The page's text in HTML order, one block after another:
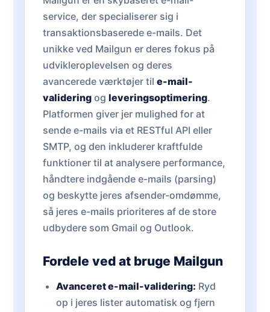
service, der specialiserer sig i
transaktionsbaserede e-mails. Det
unikke ved Mailgun er deres fokus på
udvikleroplevelsen og deres
avancerede værktøjer til e-mail-
validering og leveringsoptimering.
Platformen giver jer mulighed for at
sende e-mails via et RESTful API eller
SMTP, og den inkluderer kraftfulde
funktioner til at analysere performance,
håndtere indgående e-mails (parsing)
og beskytte jeres afsender-omdømme,
så jeres e-mails prioriteres af de store
udbydere som Gmail og Outlook.
Fordele ved at bruge Mailgun
Avanceret e-mail-validering: Ryd
op i jeres lister automatisk og fjern